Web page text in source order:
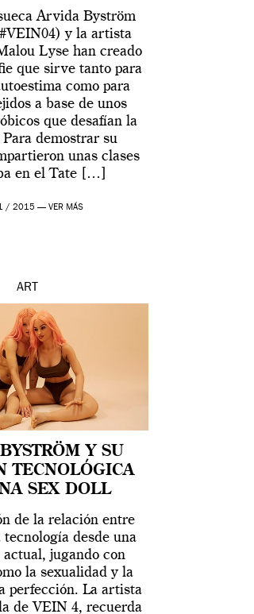
Arvida Byström
y la artista
Lyse han creado
que sirve tanto para
como para
a base de unos
que desafían la
demostrar su
unas clases
en el Tate […]
/ 2015 — VER MÁS
ART
Y SU
TECNOLÓGICA
SEX DOLL
de la relación entre
tecnología desde una
actual, jugando con
la sexualidad y la
perfección. La artista
de VEIN 4, recuerda